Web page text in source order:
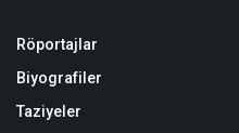
Röportajlar
Biyografiler
Taziyeler